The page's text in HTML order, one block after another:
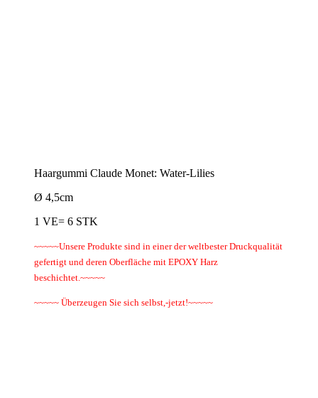
Haargummi Claude Monet: Water-Lilies
Ø 4,5cm
1 VE= 6 STK
~~~~~Unsere Produkte sind in einer der weltbester Druckqualität
gefertigt und deren Oberfläche mit EPOXY Harz
beschichtet.~~~~~
~~~~~ Überzeugen Sie sich selbst,-jetzt!~~~~~